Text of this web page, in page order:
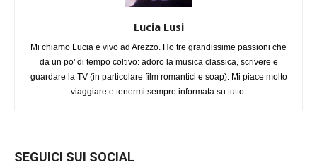
Lucia Lusi
Mi chiamo Lucia e vivo ad Arezzo. Ho tre grandissime passioni che
da un po' di tempo coltivo: adoro la musica classica, scrivere e
guardare la TV (in particolare film romantici e soap). Mi piace molto
viaggiare e tenermi sempre informata su tutto.
SEGUICI SUI SOCIAL